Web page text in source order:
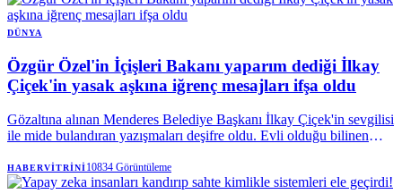
DÜNYA
Özgür Özel'in İçişleri Bakanı yaparım dediği İlkay
Çiçek'in yasak aşkına iğrenç mesajları ifşa oldu
Gözaltına alınan Menderes Belediye Başkanı İlkay Çiçek'in sevgilisi
ile mide bulandıran yazışmaları deşifre oldu. Evli olduğu bilinen
uygunsuz görüntüler istediği görüldü.
HABERVITRINI10834 Görüntüleme